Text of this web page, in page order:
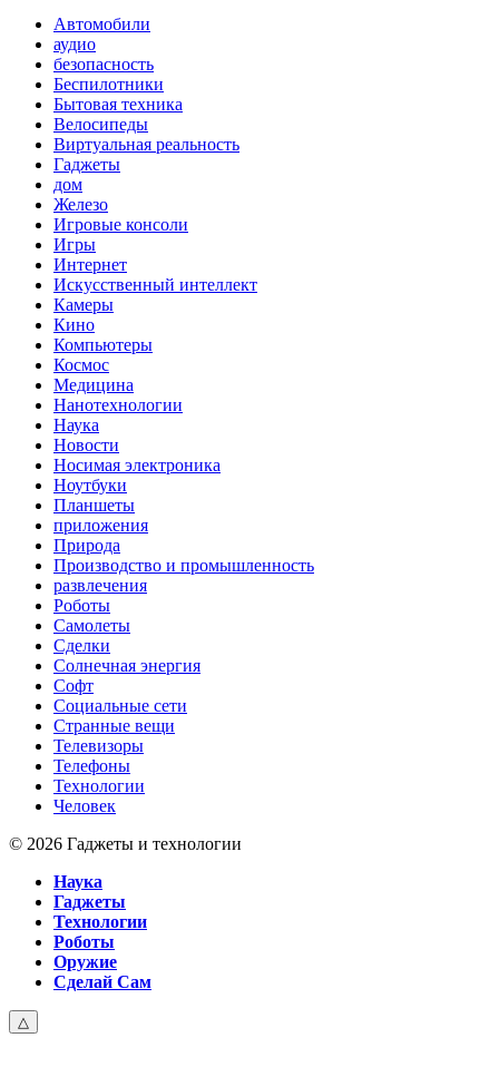
Автомобили
аудио
безопасность
Беспилотники
Бытовая техника
Велосипеды
Виртуальная реальность
Гаджеты
дом
Железо
Игровые консоли
Игры
Интернет
Искусственный интеллект
Камеры
Кино
Компьютеры
Космос
Медицина
Нанотехнологии
Наука
Новости
Носимая электроника
Ноутбуки
Планшеты
приложения
Природа
Производство и промышленность
развлечения
Роботы
Самолеты
Сделки
Солнечная энергия
Софт
Социальные сети
Странные вещи
Телевизоры
Телефоны
Технологии
Человек
© 2026 Гаджеты и технологии
Наука
Гаджеты
Технологии
Роботы
Оружие
Сделай Сам